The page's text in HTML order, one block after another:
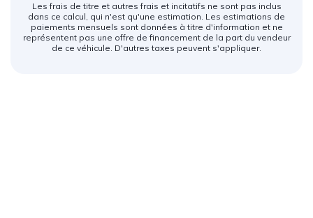
Les frais de titre et autres frais et incitatifs ne sont pas inclus
dans ce calcul, qui n'est qu'une estimation. Les estimations de
paiements mensuels sont données à titre d'information et ne
représentent pas une offre de financement de la part du vendeur
de ce véhicule. D'autres taxes peuvent s'appliquer.